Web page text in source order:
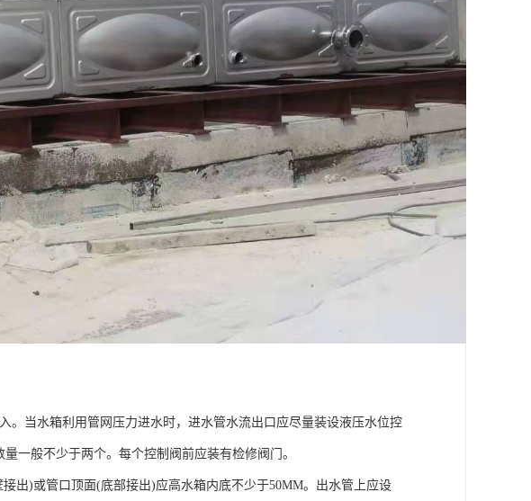
。当水箱利用管网压力进水时，进水管水流出口应尽量装设液压水位控
一般不少于两个。每个控制阀前应装有检修阀门。
出)或管口顶面(底部接出)应高水箱内底不少于50MM。出水管上应设